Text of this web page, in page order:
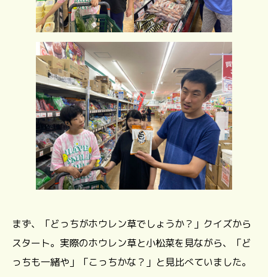
まず、「どっちがホウレン草でしょうか？」クイズから
スタート。実際のホウレン草と小松菜を見ながら、「ど
っちも一緒や」「こっちかな？」と見比べていました。